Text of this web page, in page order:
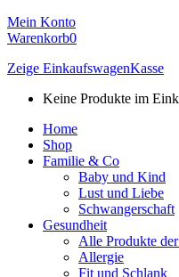
Mein Konto
Warenkorb0
Zeige EinkaufswagenKasse
Keine Produkte im
Home
Shop
Familie & Co
Baby und Kind
Lust und Liebe
Schwangerschaft
Gesundheit
Alle Produkte
Allergie
Fit und Schlank